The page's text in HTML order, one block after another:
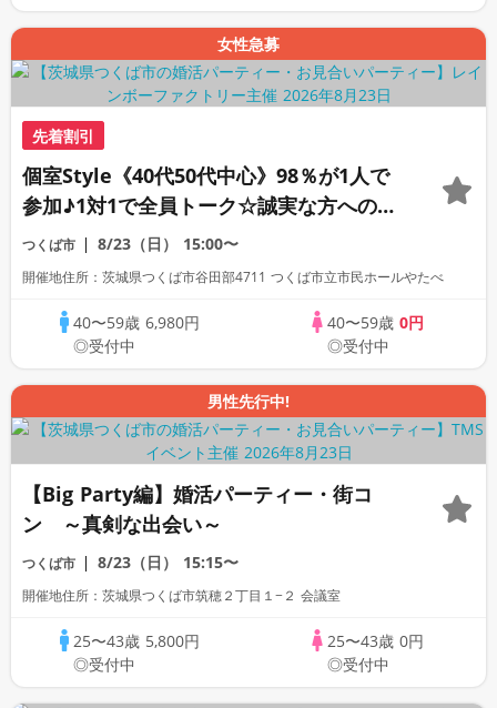
女性急募
先着割引
個室Style《40代50代中心》98％が1人で
参加♪1対1で全員トーク☆誠実な方への婚
活パーティー
つくば市 8/23（日） 15:00〜
開催地住所：茨城県つくば市谷田部4711 つくば市立市民ホールやたべ
40〜59歳 6,980円
◎受付中
40〜59歳 0円
◎受付中
男性先行中!
【Big Party編】婚活パーティー・街コ
ン ～真剣な出会い～
つくば市 8/23（日） 15:15〜
開催地住所：茨城県つくば市筑穂２丁目１−２ 会議室
25〜43歳 5,800円
◎受付中
25〜43歳 0円
◎受付中